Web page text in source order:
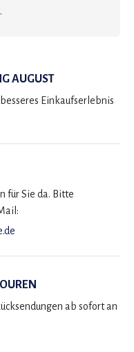
AUGUST
Einkaufserlebnis
für Sie da. Bitte
ab sofort an